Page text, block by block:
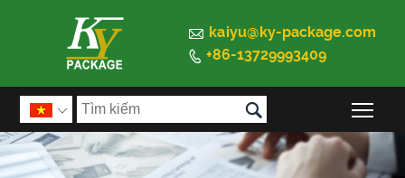
 kaiyu@ky-package.com
 +86-13729993409
 